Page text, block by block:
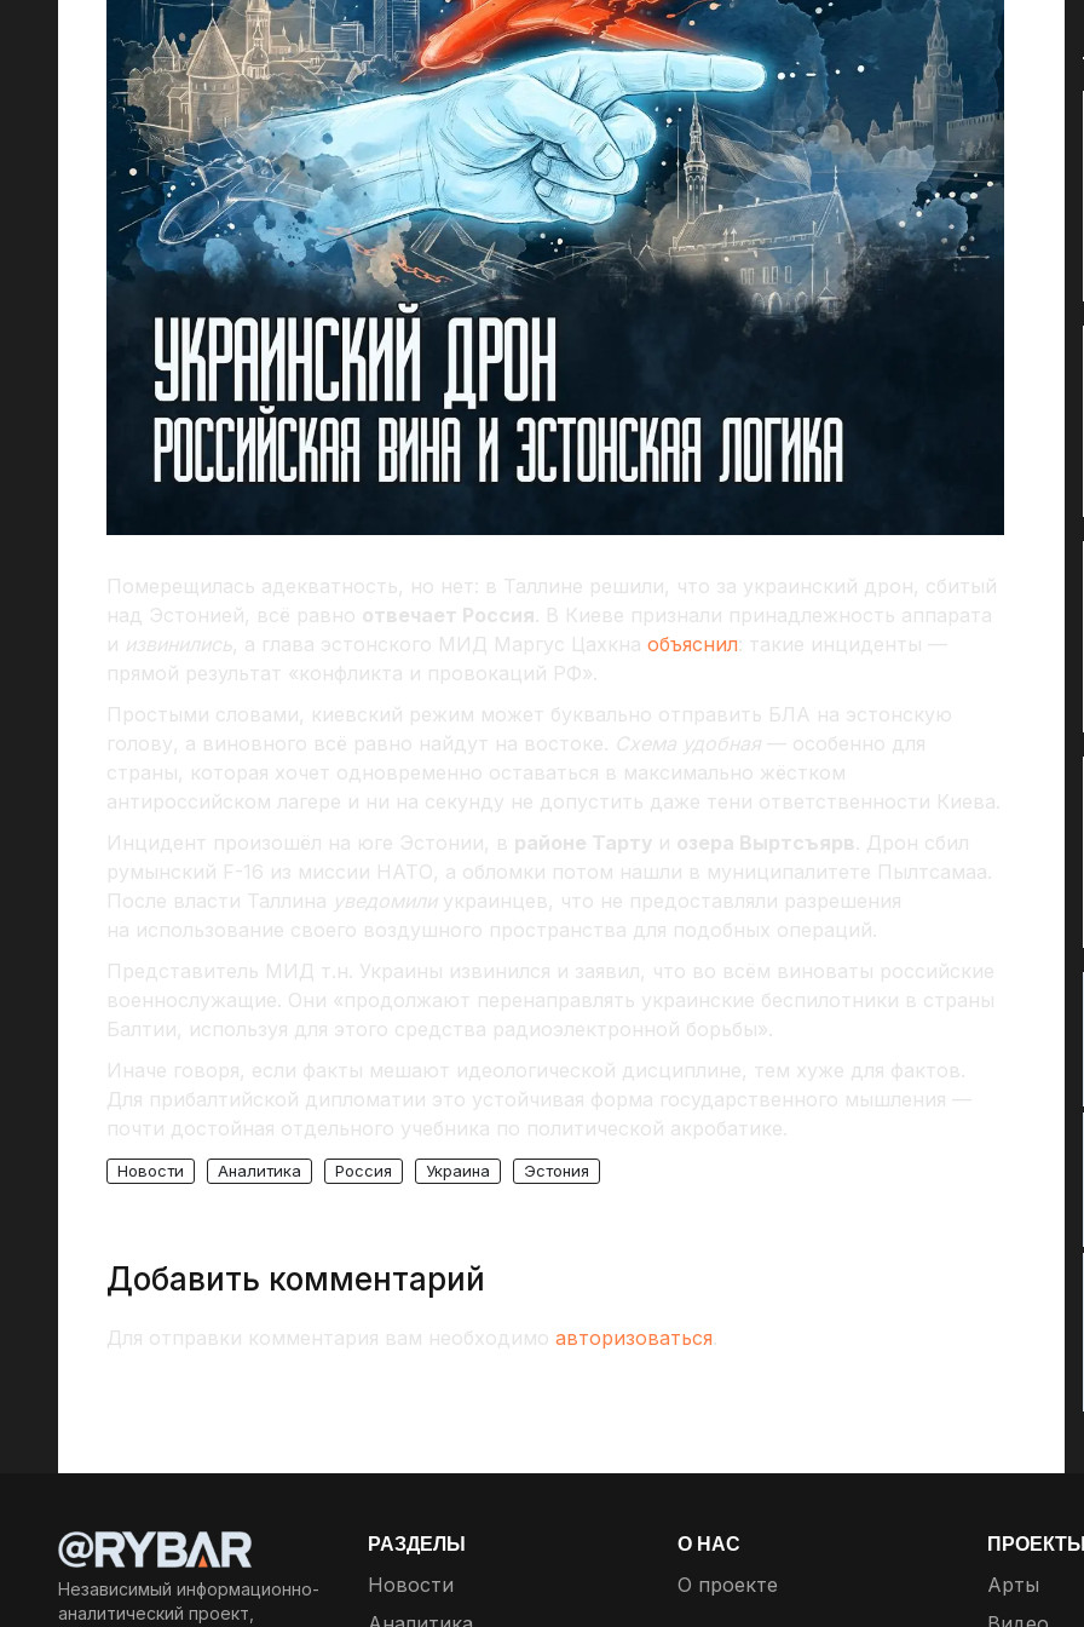
Померещилась адекватность, но нет: в Таллине решили, что за украинский дрон, сбитый
над Эстонией, всё равно отвечает Россия. В Киеве признали принадлежность аппарата
и извинились, а глава эстонского МИД Маргус Цахкна объяснил: такие инциденты —
прямой результат «конфликта и провокаций РФ».
Простыми словами, киевский режим может буквально отправить БЛА на эстонскую
голову, а виновного всё равно найдут на востоке. Схема удобная — особенно для
страны, которая хочет одновременно оставаться в максимально жёстком
антироссийском лагере и ни на секунду не допустить даже тени ответственности Киева.
Инцидент произошёл на юге Эстонии, в районе Тарту и озера Выртсъярв. Дрон сбил
румынский F-16 из миссии НАТО, а обломки потом нашли в муниципалитете Пылтсамаа.
После власти Таллина уведомилиукраинцев, что не предоставляли разрешения
на использование своего воздушного пространства для подобных операций.
Представитель МИД т.н. Украины извинился и заявил, что во всём виноваты российские
военнослужащие. Они «продолжают перенаправлять украинские беспилотники в страны
Балтии, используя для этого средства радиоэлектронной борьбы».
Иначе говоря, если факты мешают идеологической дисциплине, тем хуже для фактов.
Для прибалтийской дипломатии это устойчивая форма государственного мышления —
почти достойная отдельного учебника по политической акробатике.
Новости Аналитика Россия Украина Эстония
Добавить комментарий
Для отправки комментария вам необходимо авторизоваться.
Независимый информационно-
аналитический проект,
РАЗДЕЛЫ
Новости
О НАС
О проекте
ПРОЕКТЫ
Арты